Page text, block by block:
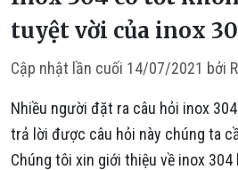
tuyệt vời của inox
Cập nhật lần cuối 14/07/2021 bởi
Nhiều người đặt ra câu hỏi inox
trả lời được câu hỏi này chúng ta
Chúng tôi xin giới thiệu về inox